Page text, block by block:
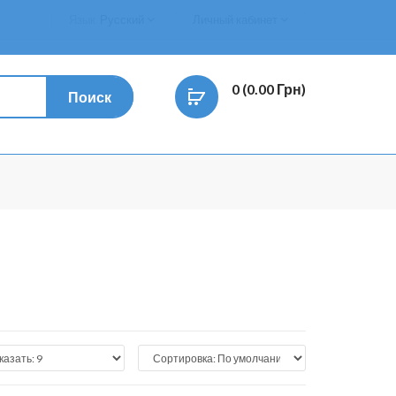
Поиск 0 (0.00 Грн)